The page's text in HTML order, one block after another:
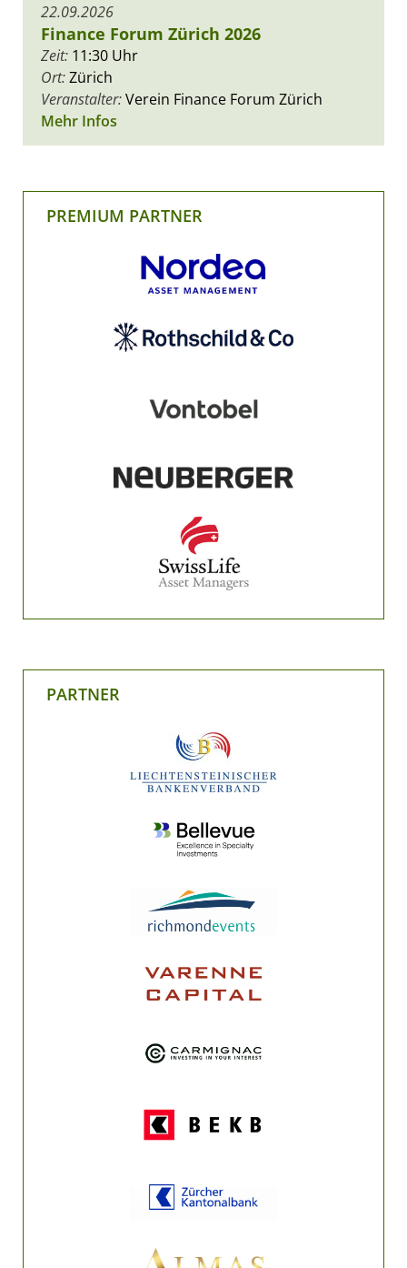
22.09.2026
Finance Forum Zürich 2026
Zeit: 11:30 Uhr
Ort:Zürich
Veranstalter:Verein Finance Forum Zürich
Mehr Infos
PREMIUM PARTNER
PARTNER